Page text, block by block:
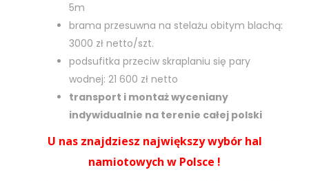
5m
brama przesuwna na stelażu obitym blachą:
3000 zł netto/szt.
podsufitka przeciw skraplaniu się pary
wodnej: 21 600 zł netto
transport i montaż wyceniany
indywidualnie na terenie całej polski
U nas znajdziesz największy wybór hal
namiotowych w Polsce !